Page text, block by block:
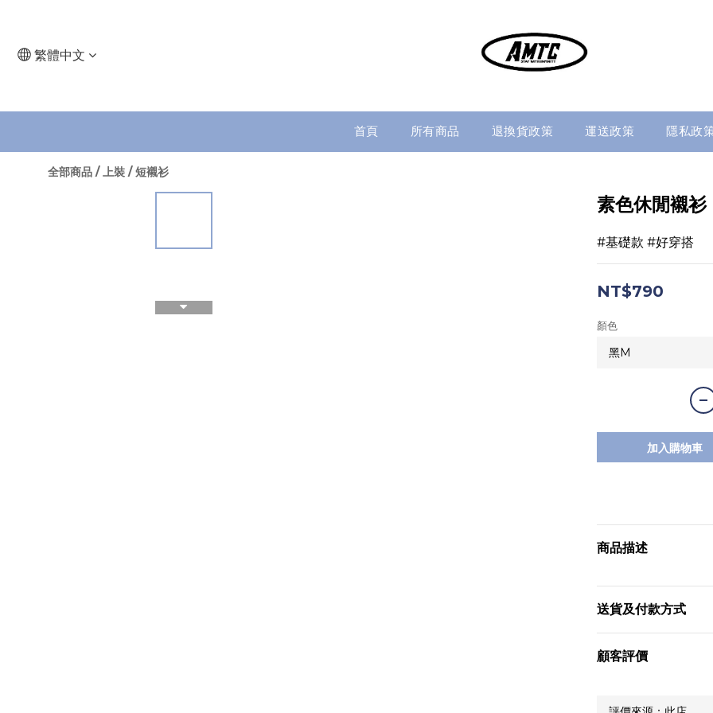
繁體中文
首頁 所有商品 退換貨政策 運送政策 隱私政
全部商品 /上裝 /短襯衫
素色休閒襯衫
#基礎款 #好穿搭
NT$790
顏色
加入購物車
商品描述
送貨及付款方式
顧客評價